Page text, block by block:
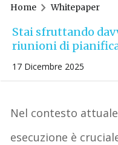
Home Whitepaper
Stai sfruttando
riunioni di
17 Dicembre 2025
Nel contesto
esecuzione è